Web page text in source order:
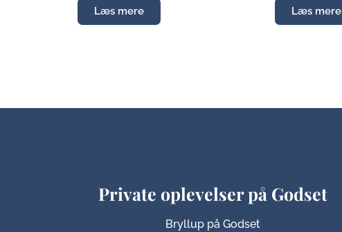
Læs mere Læs mere
Private oplevelser på Godset
Bryllup på Godset